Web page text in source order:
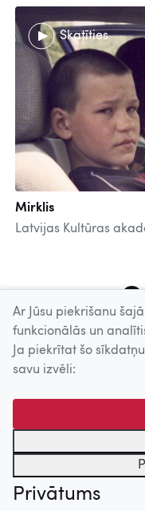
Skatīties
Mirklis
Latvijas Kultūras
© 2026 Nacionālais Kino
centrs. Sadarbības
kinofotofonodokumentu
Ar Jūsu piekrišanu
funkcionālās un
Ja piekrītat šo
savu izvēli:
Privātums